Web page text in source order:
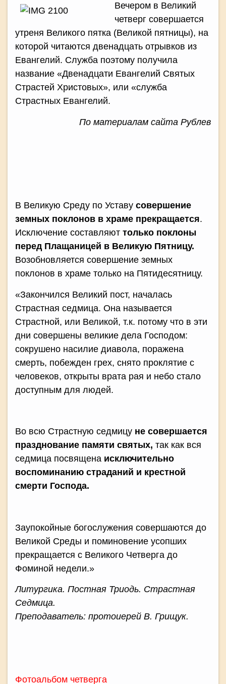
Вечером в Великий
четверг совершается
утреня Великого пятка (Великой пятницы), на
которой читаются двенадцать отрывков из
Евангелий. Служба поэтому получила
название «Двенадцати Евангелий Святых
Страстей Христовых», или «служба
Страстных Евангелий.
По материалам сайта Рублев
В Великую Среду по Уставу совершение
земных поклонов в храме прекращается.
Исключение составляют только поклоны
перед Плащаницей в Великую Пятницу.
Возобновляется совершение земных
поклонов в храме только на Пятидесятницу.
«Закончился Великий пост, началась
Страстная седмица. Она называется
Страстной, или Великой, т.к. потому что в эти
дни совершены великие дела Господом:
сокрушено насилие диавола, поражена
смерть, побежден грех, снято проклятие с
человеков, открыты врата рая и небо стало
доступным для людей.
Во всю Страстную седмицу не совершается
празднование памяти святых, так как вся
седмица посвящена исключительно
воспоминанию страданий и крестной
смерти Господа.
Заупокойные богослужения совершаются до
Великой Среды и поминовение усопших
прекращается с Великого Четверга до
Фоминой недели.»
Литургика. Постная Триодь. Страстная
Седмица.
Преподаватель: протоиерей В. Грищук.
Фотоальбом четверга